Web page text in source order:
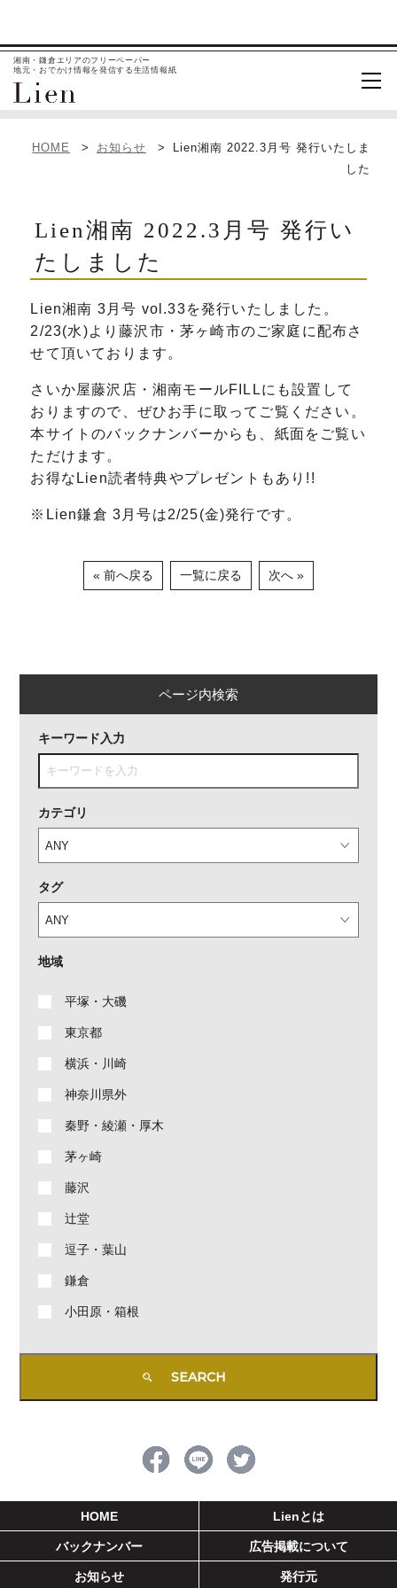
湘南・鎌倉エリアのフリーペーパー
地元・おでかけ情報を発信する生活情報紙
HOME お知らせ
Lien湘南 2022.3月号 発行いたしま
した
Lien湘南 2022.3月号 発行い
たしました
Lien湘南 3月号 vol.33を発行いたしました。
2/23(水)より藤沢市・茅ヶ崎市のご家庭に配布さ
せて頂いております。
さいか屋藤沢店・湘南モールFILLにも設置して
おりますので、ぜひお手に取ってご覧ください。
本サイトのバックナンバーからも、紙面をご覧い
ただけます。
お得なLien読者特典やプレゼントもあり!!
※Lien鎌倉 3月号は2/25(金)発行です。
« 前へ戻る 一覧に戻る 次へ »
ページ内検索
キーワード入力
カテゴリ
タグ
地域
平塚・大磯
東京都
横浜・川崎
神奈川県外
秦野・綾瀬・厚木
茅ヶ崎
藤沢
辻堂
逗子・葉山
鎌倉
小田原・箱根
HOME Lienとは
バックナンバー 広告掲載について
お知らせ 発行元